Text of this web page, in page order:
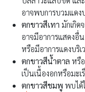
อาจพบการบวมแดง
ตกขาวสีเทา มักเกิด
อาจมีอาการแสดงอื่
หรือมีอาการแดงบริ
ตกขาวสีน้ำตาล หรื
เป็นเนื้องอกหรือมะเ
ตกขาวสีชมพู พบได้